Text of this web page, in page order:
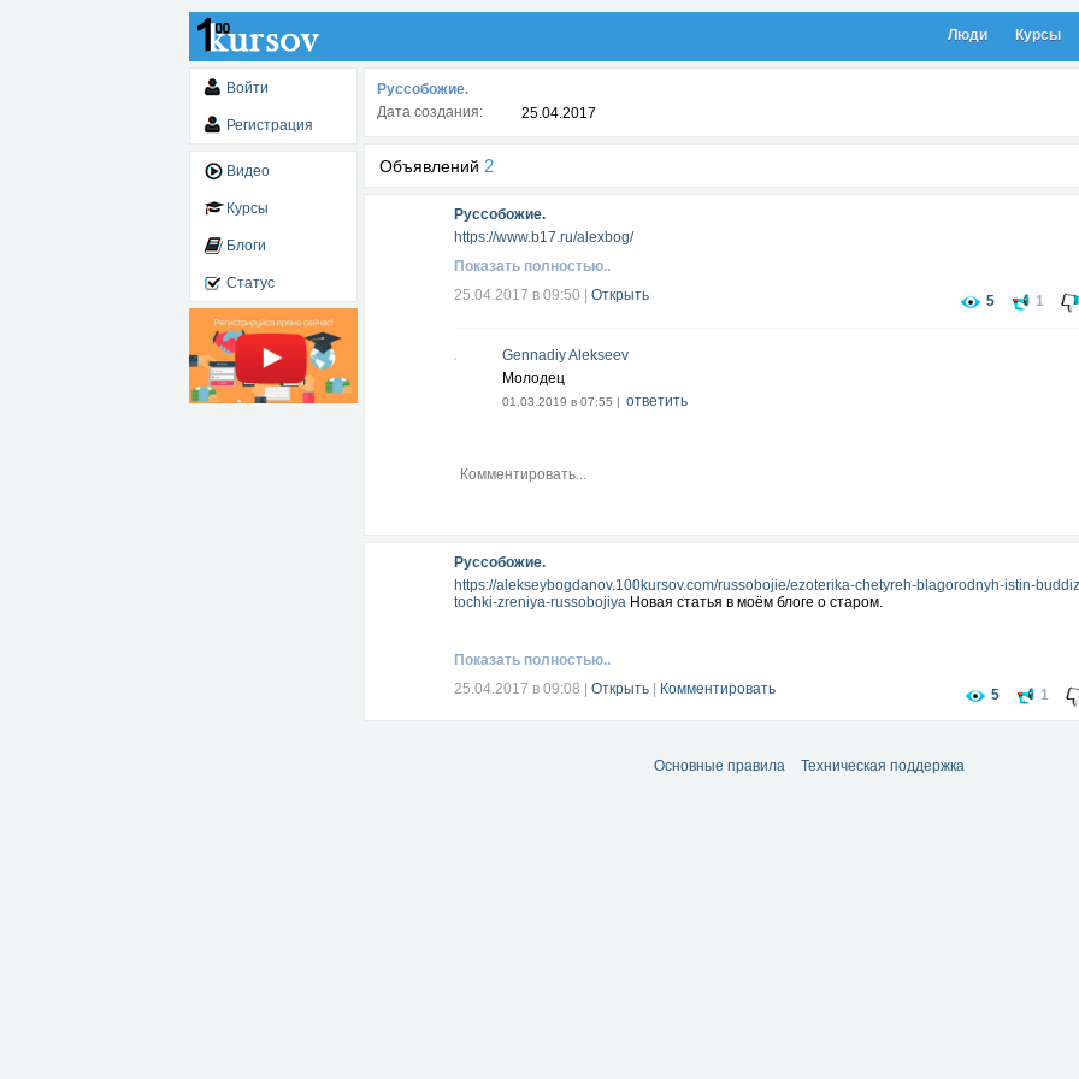
Люди Курсы
Войти
Регистрация
Видео
Курсы
Блоги
Статус
Руссобожие.
Дата создания:
25.04.2017
Объявлений 2
Руссобожие.
https://www.b17.ru/alexbog/
Показать полностью..
25.04.2017 в 09:50
Открыть 5 1
Gennadiy Alekseev
Молодец
01.03.2019 в 07:55 | ответить
Руссобожие.
https://alekseybogdanov.100kursov.com/russobojie/ezoterika-chetyreh-blagorodnyh-istin-
tochki-zreniya-russobojiya Новая статья в моём блоге о старом.
Показать полностью..
25.04.2017 в 09:08
Открыть Комментировать 5 1
Основные правила Техническая поддержка